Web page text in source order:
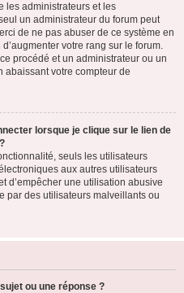
les administrateurs et les
un administrateur du forum peut
de ne pas abuser de ce système en
votre rang sur le forum.
procédé et un administrateur ou un
abaissant votre compteur de
lorsque je clique sur le lien de
seuls les utilisateurs
aux autres utilisateurs
d’empêcher une utilisation abusive
par des utilisateurs malveillants ou
ou une réponse ?